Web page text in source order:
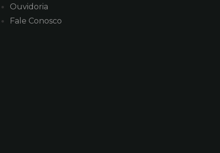
Ouvidoria
Fale Conosco